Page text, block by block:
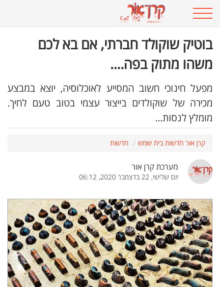
בוטיק שוקולד חברתי, אם בא לכם
משהו מתוק בפה....
מפעל חינוכי חשוב המסייע לאוכלוסיה, יוצא במבצע
מכירה של שוקולדים בייצור עצמי בטוב טעם לחיך.
מומלץ לנסות...
קרן אור חדשות בית שמש חדשות
מערכת קרן אור
יום שלישי, 22 בדצמבר 2020, 06:12